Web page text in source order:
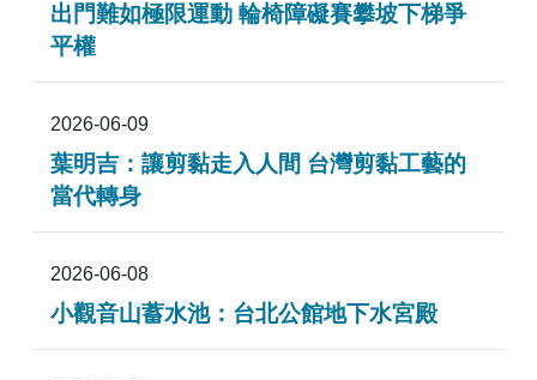
出門難如極限運動 輪椅障礙賽攀坡下梯爭
平權
2026-06-09
葉明吉：讓剪黏走入人間 台灣剪黏工藝的
當代轉身
2026-06-08
小觀音山蓄水池：台北公館地下水宮殿